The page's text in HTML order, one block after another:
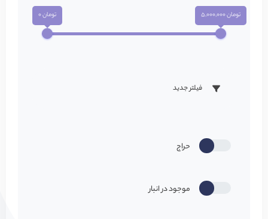
تومان 0 تومان 5,000,000
فیلتر جدید
حراج
موجود در انبار